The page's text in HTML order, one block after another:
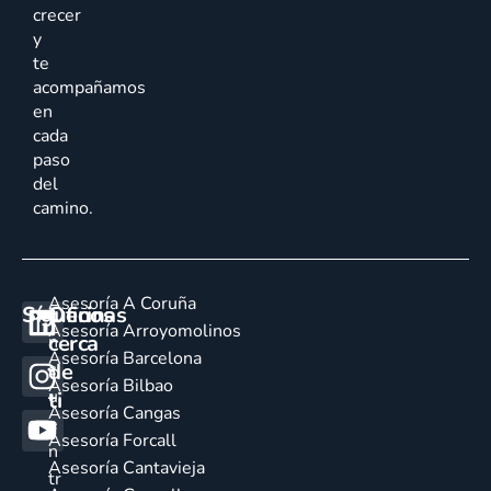
crecer
y
te
acompañamos
en
cada
paso
del
camino.
Síguenos
Oficinas
cerca
de
ti
E
n
c
u
e
n
tr
Asesoría A Coruña
Asesoría Arroyomolinos
Asesoría Barcelona
Asesoría Bilbao
Asesoría Cangas
Asesoría Forcall
Asesoría Cantavieja